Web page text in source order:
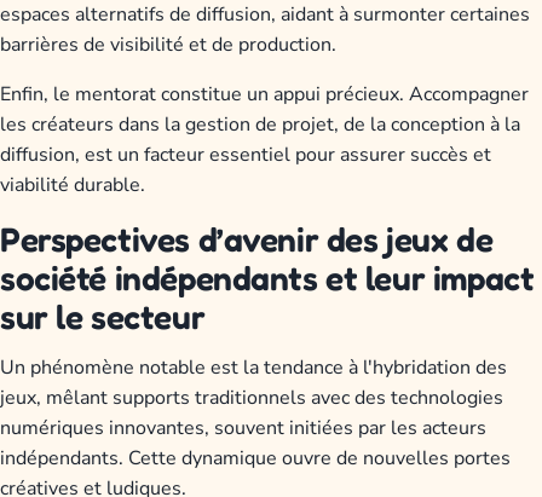
espaces alternatifs de diffusion, aidant à surmonter certaines
barrières de visibilité et de production.
Enfin, le mentorat constitue un appui précieux. Accompagner
les créateurs dans la gestion de projet, de la conception à la
diffusion, est un facteur essentiel pour assurer succès et
viabilité durable.
Perspectives d’avenir des jeux de
société indépendants et leur impact
sur le secteur
Un phénomène notable est la tendance à l'hybridation des
jeux, mêlant supports traditionnels avec des technologies
numériques innovantes, souvent initiées par les acteurs
indépendants. Cette dynamique ouvre de nouvelles portes
créatives et ludiques.